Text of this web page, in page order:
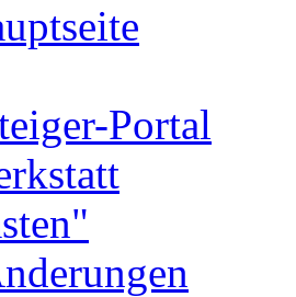
Portal